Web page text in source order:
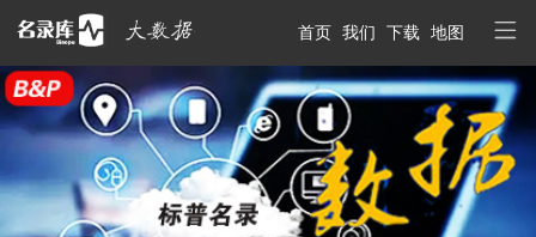
首页 我们 下载 地图